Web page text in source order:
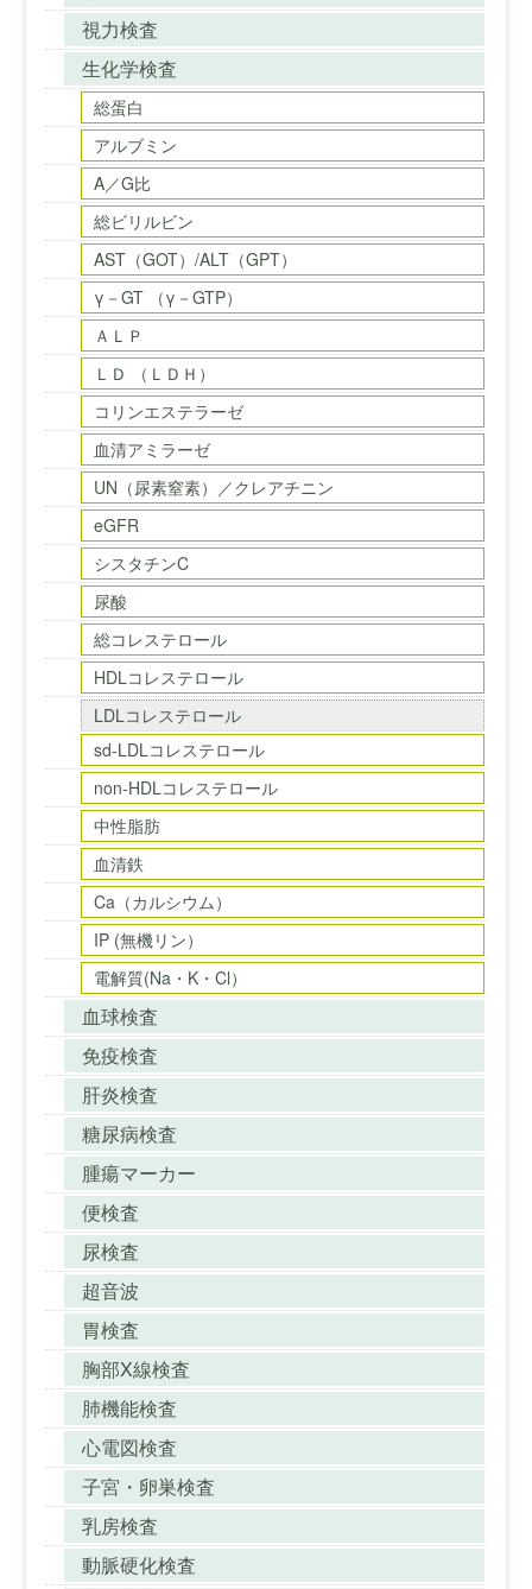
視力検査
生化学検査
総蛋白
アルブミン
A／G比
総ビリルビン
AST（GOT）/ALT（GPT）
γ－GT （γ－GTP）
ＡＬＰ
ＬＤ （ＬＤＨ）
コリンエステラーゼ
血清アミラーゼ
UN（尿素窒素）／クレアチニン
eGFR
シスタチンC
尿酸
総コレステロール
HDLコレステロール
LDLコレステロール
sd-LDLコレステロール
non-HDLコレステロール
中性脂肪
血清鉄
Ca（カルシウム）
IP (無機リン）
電解質(Na・K・Cl）
血球検査
免疫検査
肝炎検査
糖尿病検査
腫瘍マーカー
便検査
尿検査
超音波
胃検査
胸部X線検査
肺機能検査
心電図検査
子宮・卵巣検査
乳房検査
動脈硬化検査